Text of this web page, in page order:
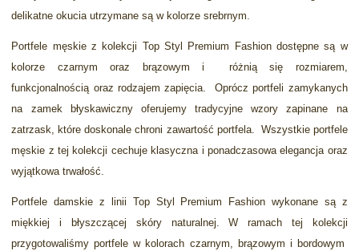
delikatne okucia utrzymane są w kolorze srebrnym.
Portfele męskie z kolekcji Top Styl Premium Fashion dostępne są w
kolorze czarnym oraz brązowym i różnią się rozmiarem,
funkcjonalnością oraz rodzajem zapięcia. Oprócz portfeli zamykanych
na zamek błyskawiczny oferujemy tradycyjne wzory zapinane na
zatrzask, które doskonale chroni zawartość portfela. Wszystkie portfele
męskie z tej kolekcji cechuje klasyczna i ponadczasowa elegancja oraz
wyjątkowa trwałość.
Portfele damskie z linii Top Styl Premium Fashion wykonane są z
miękkiej i błyszczącej skóry naturalnej. W ramach tej kolekcji
przygotowaliśmy portfele w kolorach czarnym, brązowym i bordowym